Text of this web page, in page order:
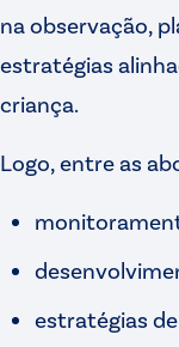
na observação,
estratégias
criança.
Logo, entre as
estratégias